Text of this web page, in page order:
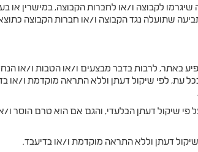
לקבוצה ו/או לחברות הקבוצה, במישרין או
שתועלה נגד הקבוצה ו/או חברות הקבוצה
באתר, לרבות בדבר מבצעים ו/או הטבות ו/או
עת, לפי שיקול דעתן וללא התראה מוקדמת ו/או
שיקול דעתן הבלעדי, והגם אם הוא טרם הוסר ו/
דעתן וללא התראה מוקדמת ו/או בדיעבד.